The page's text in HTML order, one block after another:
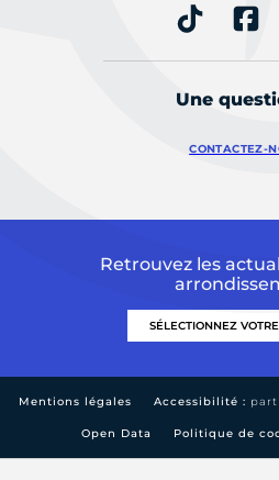
Une
CONTACTEZ-
Retrouvez les
Mentions légales Accessibilité :
Open Data Politique de